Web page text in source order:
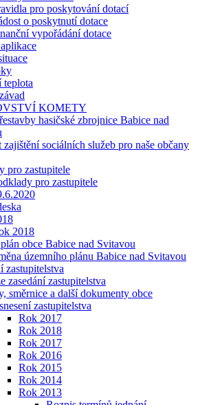
pro poskytování dotací
o poskytnutí dotace
vypořádání dotace
teplota
KOMETY
hasičské zbrojnice Babice nad
zajištění sociálních služeb pro naše občany
pro zastupitele
pro zastupitele
2018
obce Babice nad Svitavou
územního plánu Babice nad Svitavou
zastupitelstva
zasedání zastupitelstva
směrnice a další dokumenty obce
zastupitelstva
Rok 2017
Rok 2018
Rok 2017
Rok 2016
Rok 2015
Rok 2014
Rok 2013